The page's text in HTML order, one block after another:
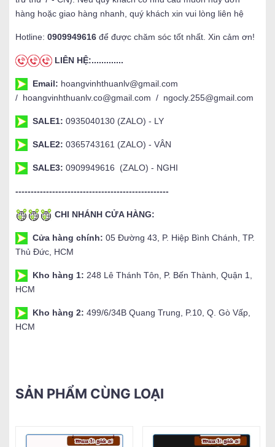
hàng hoặc giao hàng nhanh, quý khách xin vui lòng liên hệ
Hotline: 0909949616 để được chăm sóc tốt nhất. Xin cảm ơn!
LIÊN HỆ:.............
Email: hoangvinhthuanlv@gmail.com
/ hoangvinhthuanlv.co@gmail.com / ngocly.255@gmail.com
SALE1: 0935040130 (ZALO) - LY
SALE2: 0365743161 (ZALO) - VÂN
SALE3: 0909949616 (ZALO) - NGHI
--------------------------------------------------
CHI NHÁNH CỬA HÀNG:
Cửa hàng chính: 05 Đường 43, P. Hiệp Bình Chánh, TP.
Thủ Đức, HCM
Kho hàng 1: 248 Lê Thánh Tôn, P. Bến Thành, Quận 1,
HCM
Kho hàng 2: 499/6/34B Quang Trung, P.10, Q. Gò Vấp,
HCM
SẢN PHẨM CÙNG LOẠI